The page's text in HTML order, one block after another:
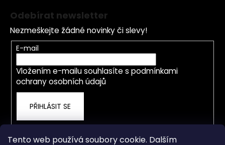
Tento web používá soubory cookie. Dalším
Odebírat newsletter
Nezmeškejte žádné novinky či slevy!
E-mail
Vložením e-mailu souhlasíte s podmínkami
ochrany osobních údajů
PŘIHLÁSIT SE